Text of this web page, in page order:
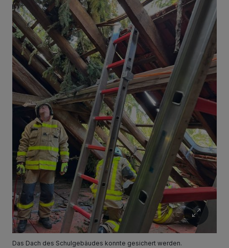
Das Dach des Schulgebäudes konnte gesichert werden.